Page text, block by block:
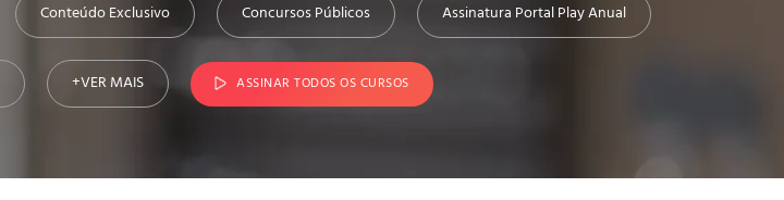
Conteúdo Exclusivo Concursos Públicos Assinatura Portal Play Anual
+VER MAIS ASSINAR TODOS OS CURSOS